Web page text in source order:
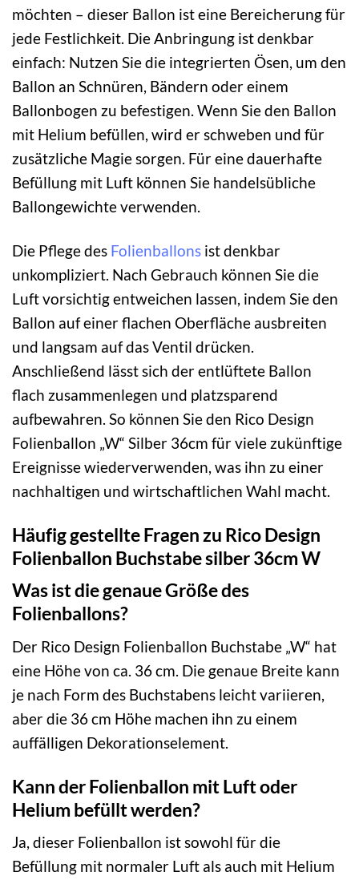
möchten – dieser Ballon ist eine Bereicherung für
jede Festlichkeit. Die Anbringung ist denkbar
einfach: Nutzen Sie die integrierten Ösen, um den
Ballon an Schnüren, Bändern oder einem
Ballonbogen zu befestigen. Wenn Sie den Ballon
mit Helium befüllen, wird er schweben und für
zusätzliche Magie sorgen. Für eine dauerhafte
Befüllung mit Luft können Sie handelsübliche
Ballongewichte verwenden.
Die Pflege des Folienballons ist denkbar
unkompliziert. Nach Gebrauch können Sie die
Luft vorsichtig entweichen lassen, indem Sie den
Ballon auf einer flachen Oberfläche ausbreiten
und langsam auf das Ventil drücken.
Anschließend lässt sich der entlüftete Ballon
flach zusammenlegen und platzsparend
aufbewahren. So können Sie den Rico Design
Folienballon „W“ Silber 36cm für viele zukünftige
Ereignisse wiederverwenden, was ihn zu einer
nachhaltigen und wirtschaftlichen Wahl macht.
Häufig gestellte Fragen zu Rico Design
Folienballon Buchstabe silber 36cm W
Was ist die genaue Größe des
Folienballons?
Der Rico Design Folienballon Buchstabe „W“ hat
eine Höhe von ca. 36 cm. Die genaue Breite kann
je nach Form des Buchstabens leicht variieren,
aber die 36 cm Höhe machen ihn zu einem
auffälligen Dekorationselement.
Kann der Folienballon mit Luft oder
Helium befüllt werden?
Ja, dieser Folienballon ist sowohl für die
Befüllung mit normaler Luft als auch mit Helium